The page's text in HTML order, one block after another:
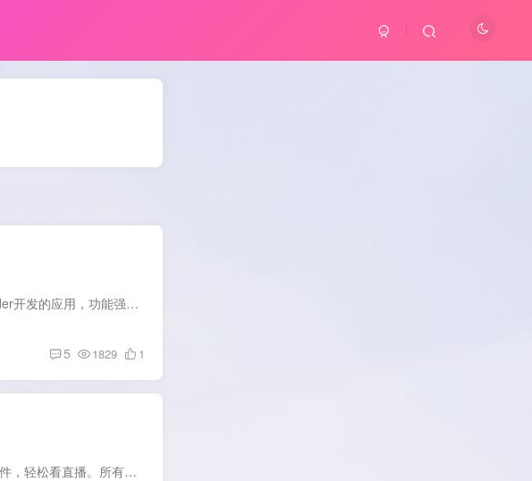
软件介绍： FongMi影视是一款基于猫影视开源项目CatVodTVJarLoader开发的应用，功能强大且界面简洁。该软件采用了Android TV Leanback架构，确保用户在使用过程中获得流畅的体验。它配备了最新...
5 1829 1
软件介绍： 纯粹直播Pure Live 是一款款平台基于Flutter的直播转码软件，轻松看直播。所有数据均由本地机器获取，不存储在云端，直播数据、视频版权归原平台所有。聚合哔哩哔哩、斗鱼、虎牙、抖...